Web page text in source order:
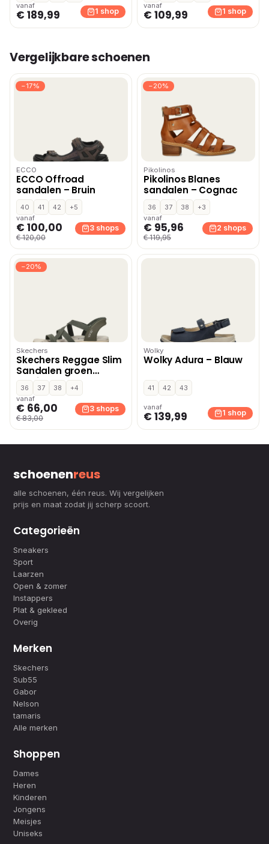
vanaf
€ 189,99 1 shop
vanaf
€ 109,99 1 shop
Vergelijkbare schoenen
−17%
ECCO
ECCO Offroad
sandalen – Bruin
40 41 42
+5
vanaf
€ 100,00
€ 120,00
3 shops
−20%
Pikolinos
Pikolinos Blanes
sandalen – Cognac
36 37 38
+3
vanaf
€ 95,96
€ 119,95
2 shops
−20%
Skechers
Skechers Reggae Slim
Sandalen groen
Textiel
36 37 38
+4
vanaf
€ 66,00
€ 83,00
3 shops
Wolky
Wolky Adura – Blauw
41 42 43
vanaf
€ 139,99 1 shop
schoenenreus
alle schoenen, één reus. Wij vergelijken
prijs en maat zodat jij scherp scoort.
Categorieën
Sneakers
Sport
Laarzen
Open & zomer
Instappers
Plat & gekleed
Overig
Merken
Skechers
Sub55
Gabor
Nelson
tamaris
Alle merken
Shoppen
Dames
Heren
Kinderen
Jongens
Meisjes
Uniseks